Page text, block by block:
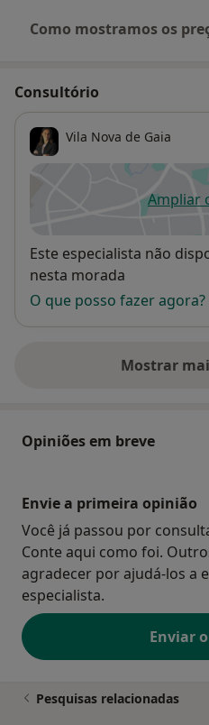
Como mostramos os
Consultório
Vila Nova de Gaia
Ampliar
Disponibilidade
Este especialista não
nesta morada
O que posso fazer agora?
Mostrar
Opiniões em breve
Envie a primeira opinião
Você já passou por
Conte aqui como foi.
agradecer por ajudá-los a
especialista.
Enviar
Pesquisas relacionadas